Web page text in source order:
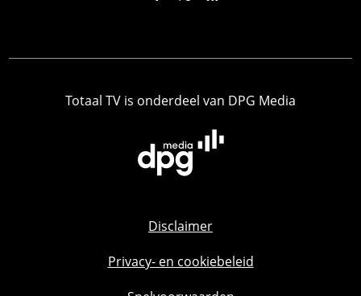
Totaal TV is onderdeel van DPG Media
Disclaimer
Privacy- en cookiebeleid